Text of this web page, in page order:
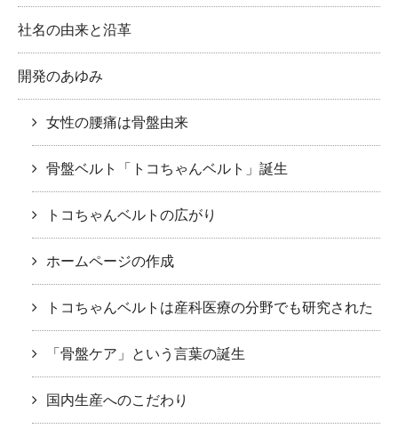
社名の由来と沿革
開発のあゆみ
女性の腰痛は骨盤由来
骨盤ベルト「トコちゃんベルト」誕生
トコちゃんベルトの広がり
ホームページの作成
トコちゃんベルトは産科医療の分野でも研究された
「骨盤ケア」という言葉の誕生
国内生産へのこだわり